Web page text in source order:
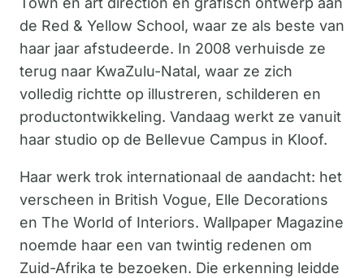
de Red & Yellow School, waar ze als beste van
haar jaar afstudeerde. In 2008 verhuisde ze
terug naar KwaZulu-Natal, waar ze zich
volledig richtte op illustreren, schilderen en
productontwikkeling. Vandaag werkt ze vanuit
haar studio op de Bellevue Campus in Kloof.
Haar werk trok internationaal de aandacht: het
verscheen in British Vogue, Elle Decorations
en The World of Interiors. Wallpaper Magazine
noemde haar een van twintig redenen om
Zuid-Afrika te bezoeken. Die erkenning leidde